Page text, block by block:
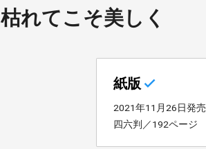
枯れてこそ美しく
紙版
2021年11月26日発売
四六判／192ページ